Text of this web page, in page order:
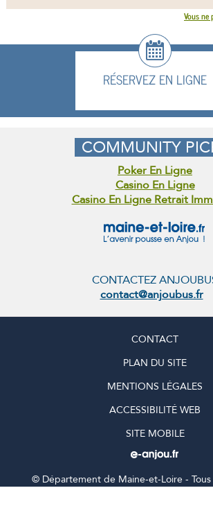
Vous
RÉSERVEZ EN LIGNE
COMMUNITY
Poker En Ligne
Casino En Ligne
Casino En Ligne Retrait
CONTACTEZ
contact@anjoubus.fr
CONTACT
PLAN DU SITE
MENTIONS LÉGALES
ACCESSIBILITÉ WEB
SITE MOBILE
© Département de Maine-et-Loire -